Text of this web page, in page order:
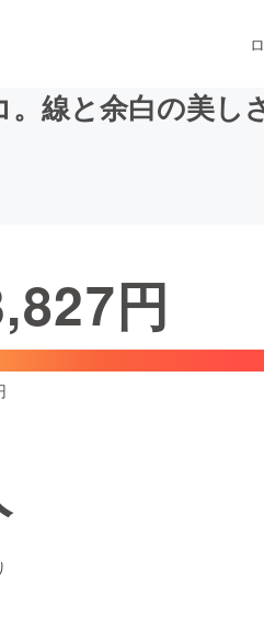
ファッション
線と余白の美し
円